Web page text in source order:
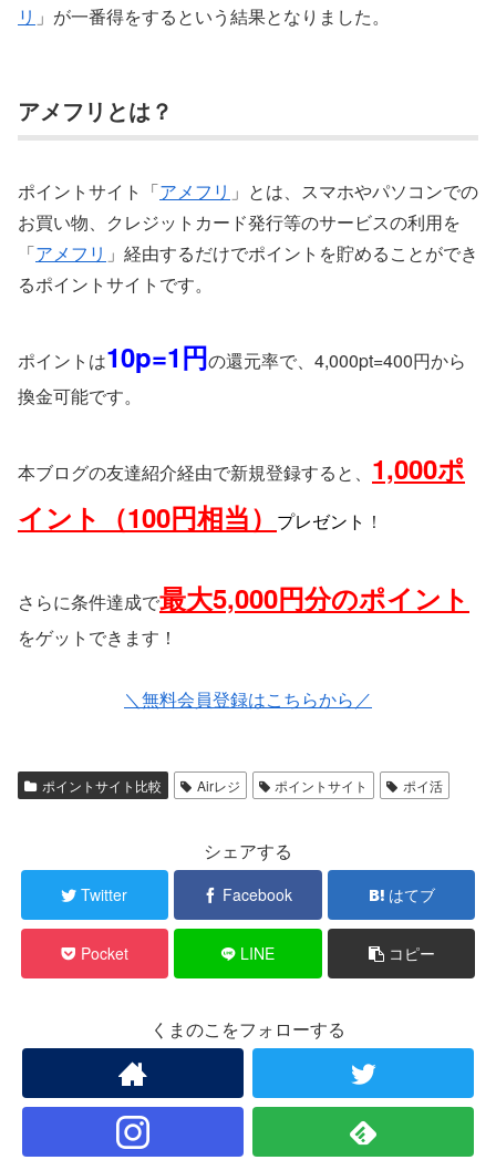
リ 」が一番得をするという結果となりました。
アメフリとは？
ポイントサイト「アメフリ 」とは、スマホやパソコンでの
お買い物、クレジットカード発行等のサービスの利用を
「アメフリ 」経由するだけでポイントを貯めることができ
るポイントサイトです。
ポイントは10p=1円の還元率で、4,000pt=400円から
換金可能です。
本ブログの友達紹介経由で新規登録すると、 1,000ポ
イント（100円相当）
プレゼント ！
さらに条件達成で最大5,000円分のポイント
をゲットできます！
＼無料会員登録はこちらから／
ポイントサイト比較 Airレジ ポイントサイト ポイ活
シェアする
Twitter Facebook はてブ
Pocket LINE コピー
くまのこをフォローする